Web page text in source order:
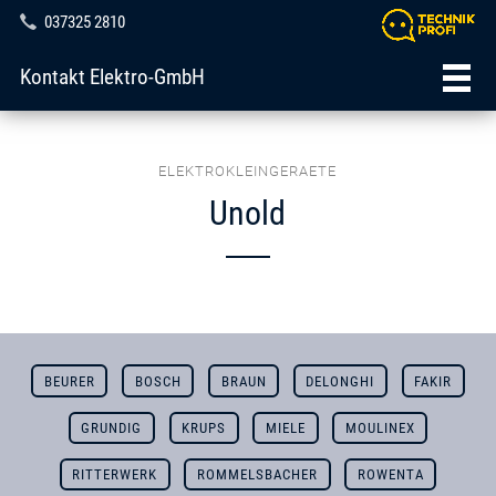
037325 2810
Kontakt Elektro-GmbH
ELEKTROKLEINGERAETE
Unold
BEURER BOSCH BRAUN DELONGHI FAKIR
GRUNDIG KRUPS MIELE MOULINEX
RITTERWERK ROMMELSBACHER ROWENTA